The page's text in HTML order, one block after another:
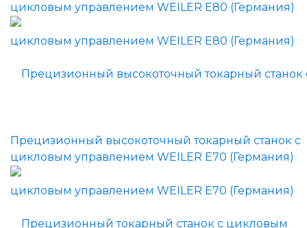
цикловым управлением WEILER E80 (Германия)
Прецизионный высокоточный токарный станок с
цикловым управлением WEILER E70 (Германия)